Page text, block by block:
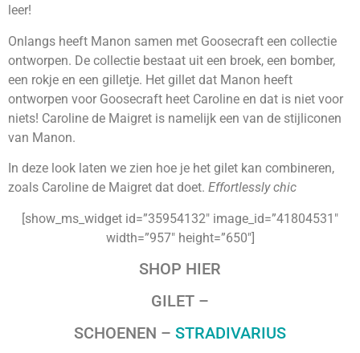
leer!
Onlangs heeft Manon samen met Goosecraft een collectie
ontworpen. De collectie bestaat uit een broek, een bomber,
een rokje en een gilletje. Het gillet dat Manon heeft
ontworpen voor Goosecraft heet Caroline en dat is niet voor
niets! Caroline de Maigret is namelijk een van de stijliconen
van Manon.
In deze look laten we zien hoe je het gilet kan combineren,
zoals Caroline de Maigret dat doet. Effortlessly chic
[show_ms_widget id=”35954132″ image_id=”41804531″
width=”957″ height=”650″]
SHOP HIER
GILET –
SCHOENEN – STRADIVARIUS